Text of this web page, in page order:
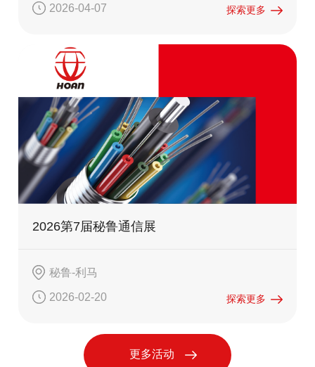
2026-04-07 探索更多
2026第7届秘鲁通信展
秘鲁-利马
2026-02-20 探索更多
更多活动